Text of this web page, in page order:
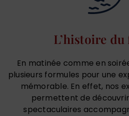
L’histoire
En matinée comme en
plusieurs formules pour une
mémorable. En effet, nos
permettent de
spectaculaires